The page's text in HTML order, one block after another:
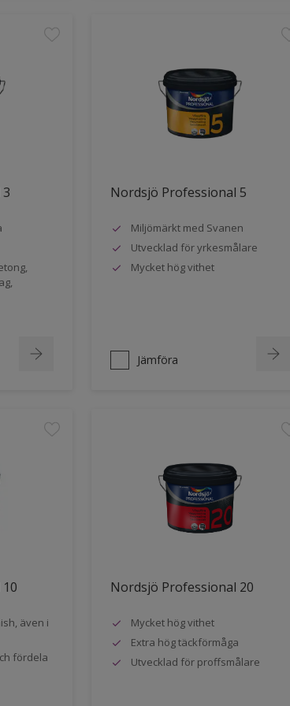
Nordsjö Professional 5
Miljömärkt med Svanen
Utvecklad för yrkesmålare
Mycket hög vithet
Jämföra
även i
fördela
Nordsjö Professional 20
Mycket hög vithet
Extra hög täckförmåga
Utvecklad för proffsmålare